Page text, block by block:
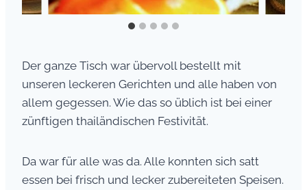
Der ganze Tisch war übervoll bestellt mit
unseren leckeren Gerichten und alle haben von
allem gegessen. Wie das so üblich ist bei einer
zünftigen thailändischen Festivität.
Da war für alle was da. Alle konnten sich satt
essen bei frisch und lecker zubereiteten Speisen.